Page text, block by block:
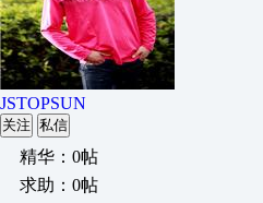
JSTOPSUN
关注 私信
精华：0帖
求助：0帖